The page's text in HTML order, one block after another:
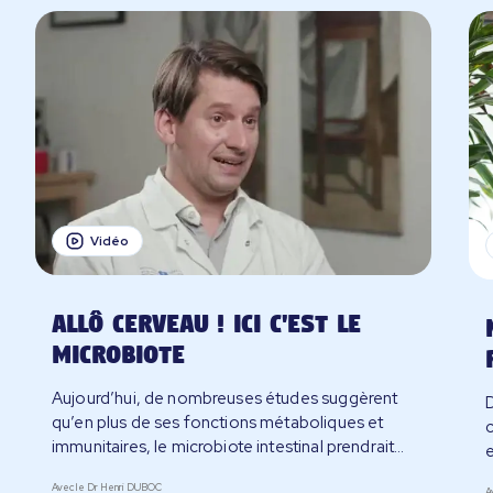
Les témoignages inspirants
Les microbiotes & moi
Je demande conseil
Vidéo
Allô cerveau ! Ici c'est le
microbiote
Aujourd’hui, de nombreuses études suggèrent
qu’en plus de ses fonctions métaboliques et
immunitaires, le microbiote intestinal prendrait
Avec le Dr Henri DUBOC